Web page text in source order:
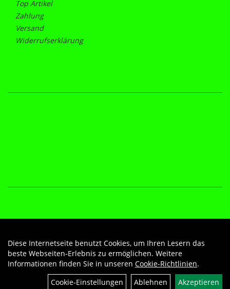
Top Artikel
Zahlung
Versand
Widerrufserklärung
Diese Internetseite benutzt Cookies, um Ihren Lesern das
beste Webseiten-Erlebnis zu ermöglichen. Weitere
Informationen finden Sie in unseren Cookie-Richtlinien.
Cookie-Einstellungen
Ablehnen Akzeptieren
Auftrag widerrufen